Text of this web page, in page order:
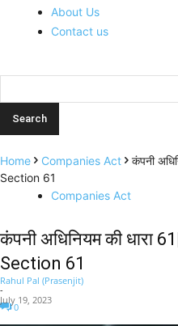
About Us
Contact us
Home Companies Act
कंपनी
Section 61
Companies Act
कंपनी अधिनियम की धारा
Section 61
Rahul Pal (Prasenjit)
-
July 19, 2023
0